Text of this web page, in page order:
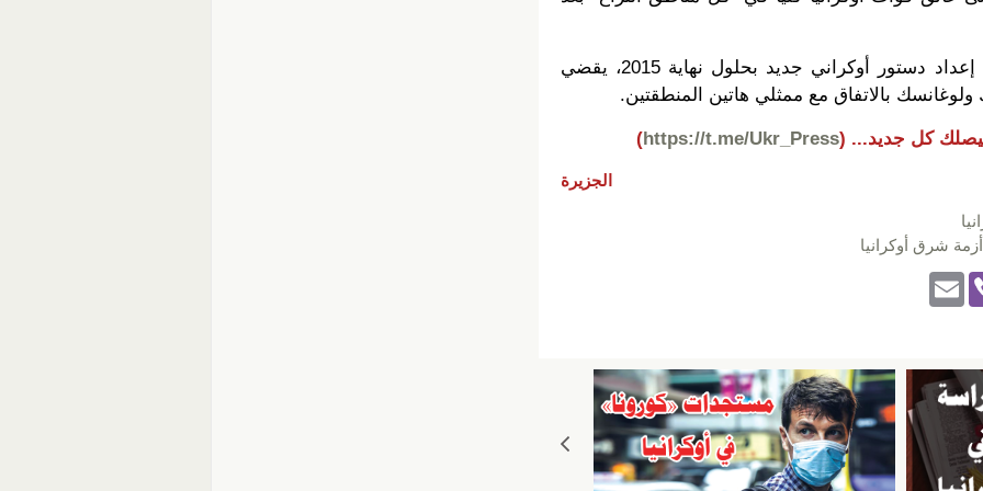
– دستور جديد: تنص الوثيقة على إعداد دستور أوكراني جديد بحلول نهاية 2015، يقضي
بالاتفاق مع ممثلي هاتين المنطقتين.
كل جديد... (
https://t.me/Ukr_Press
)
الجزيرة
أزمة شرق أوكرانيا
Vi